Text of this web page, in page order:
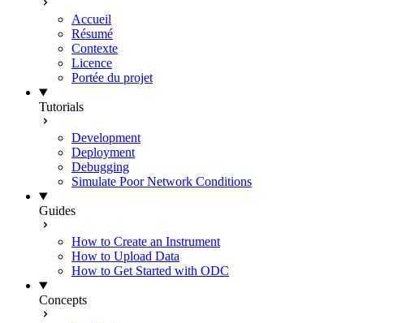
Accueil
Résumé
Contexte
Licence
Portée du projet
Tutorials
Development
Deployment
Debugging
Simulate Poor Network Conditions
Guides
How to Create an Instrument
How to Upload Data
How to Get Started with ODC
Concepts